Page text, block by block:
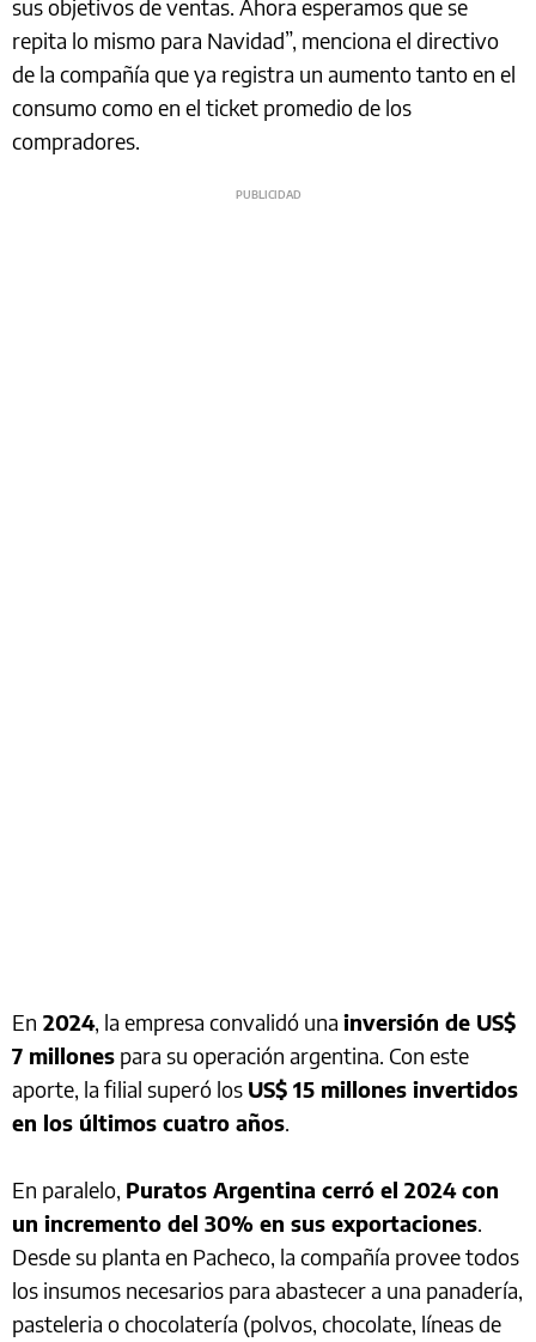
sus objetivos de ventas. Ahora esperamos que se
repita lo mismo para Navidad”, menciona el directivo
de la compañía que ya registra un aumento tanto en el
consumo como en el ticket promedio de los
compradores.
En 2024, la empresa convalidó una inversión de US$
7 millones para su operación argentina. Con este
aporte, la filial superó los US$ 15 millones invertidos
en los últimos cuatro años.
En paralelo, Puratos Argentina cerró el 2024 con
un incremento del 30% en sus exportaciones.
Desde su planta en Pacheco, la compañía provee todos
los insumos necesarios para abastecer a una panadería,
pasteleria o chocolatería (polvos, chocolate, líneas de